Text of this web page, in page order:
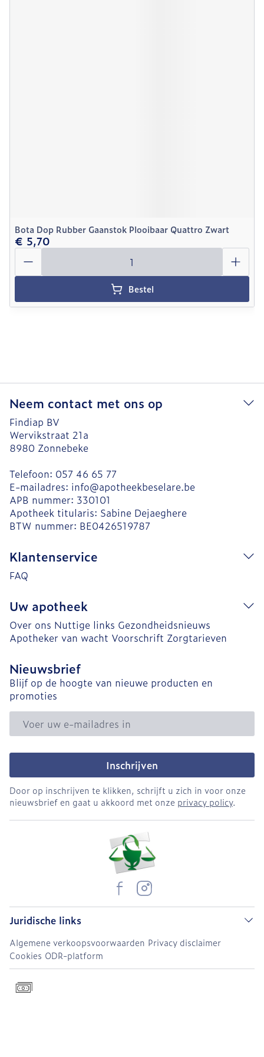
Bota Dop Rubber Gaanstok Plooibaar Quattro Zwart
€ 5,70
Aantal
Bestel
Neem contact met ons op
Findiap BV
Wervikstraat 21a
8980 Zonnebeke
Telefoon: 057 46 65 77
E-mailadres: info@apotheekbeselare.be
APB nummer: 330101
Apotheek titularis: Sabine Dejaeghere
BTW nummer: BE0426519787
Klantenservice
FAQ
Uw apotheek
Over ons Nuttige links Gezondheidsnieuws
Apotheker van wacht Voorschrift Zorgtarieven
Nieuwsbrief
Blijf op de hoogte van nieuwe producten en
promoties
E-mail adres
Inschrijven
Door op inschrijven te klikken, schrijft u zich in voor onze
nieuwsbrief en gaat u akkoord met onze privacy policy.
Juridische links
Algemene verkoopsvoorwaarden Privacy disclaimer
Cookies ODR-platform